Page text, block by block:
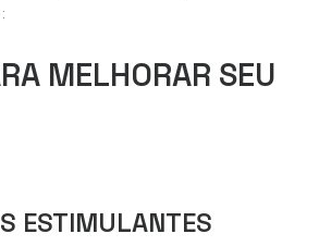
MELHORAR SEU
ESTIMULANTES